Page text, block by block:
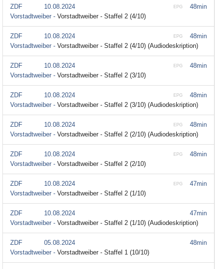
48min
EPG
ZDF
10.08.2024
Vorstadtweiber - Vorstadtweiber - Staffel 2 (4/10)
48min
EPG
ZDF
10.08.2024
Vorstadtweiber - Vorstadtweiber - Staffel 2 (4/10) (Audiodeskription)
48min
EPG
ZDF
10.08.2024
Vorstadtweiber - Vorstadtweiber - Staffel 2 (3/10)
48min
EPG
ZDF
10.08.2024
Vorstadtweiber - Vorstadtweiber - Staffel 2 (3/10) (Audiodeskription)
48min
EPG
ZDF
10.08.2024
Vorstadtweiber - Vorstadtweiber - Staffel 2 (2/10) (Audiodeskription)
48min
EPG
ZDF
10.08.2024
Vorstadtweiber - Vorstadtweiber - Staffel 2 (2/10)
47min
EPG
ZDF
10.08.2024
Vorstadtweiber - Vorstadtweiber - Staffel 2 (1/10)
47min
ZDF
10.08.2024
Vorstadtweiber - Vorstadtweiber - Staffel 2 (1/10) (Audiodeskription)
48min
ZDF
05.08.2024
Vorstadtweiber - Vorstadtweiber - Staffel 1 (10/10)